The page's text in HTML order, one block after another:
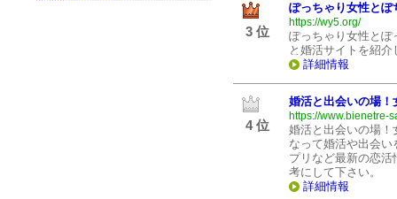
3 位
ぽっちゃり女性とぽ
https://wy5.org/
ぽっちゃり女性とぽ
と婚活サイトを紹介
詳細情報
4 位
婚活と出会いの場！
https://www.bienetre-
婚活と出会いの場！
なって婚活や出会
プリなど最新の恋
考にして下さい。
詳細情報